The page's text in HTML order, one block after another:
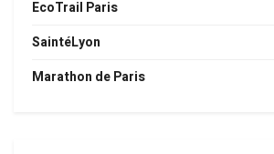
EcoTrail Paris
SaintéLyon
Marathon de Paris